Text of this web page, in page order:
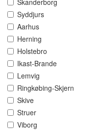
Skanderborg
Syddjurs
Aarhus
Herning
Holstebro
Ikast-Brande
Lemvig
Ringkøbing-Skjern
Skive
Struer
Viborg